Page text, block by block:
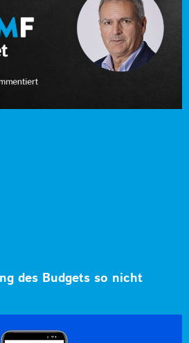
des Budgets so nicht